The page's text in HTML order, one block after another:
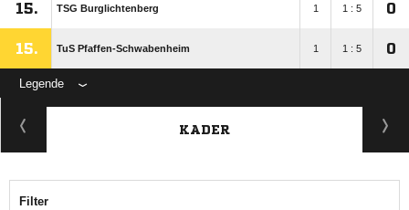
15. TSG Burglichtenberg 1 1 : 5 0
15. TuS Pfaffen-Schwabenheim 1 1 : 5 0
Legende
KADER
Filter